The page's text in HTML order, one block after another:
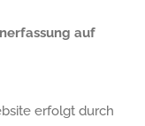
auf
erfolgt durch